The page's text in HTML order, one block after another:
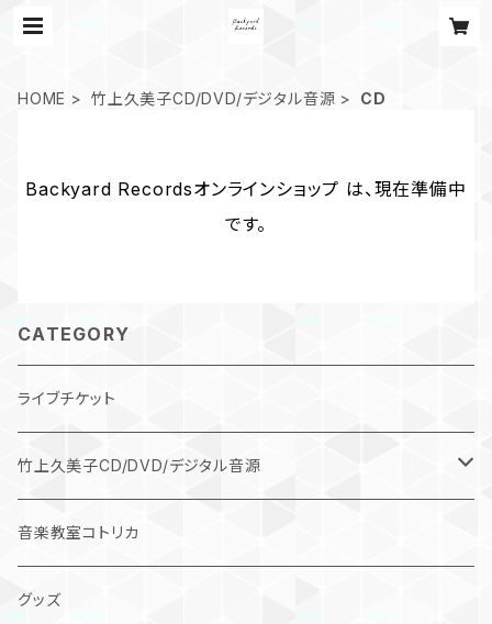
HOME 竹上久美子CD/DVD/デジタル音源 CD
Backyard Recordsオンラインショップ は、現在準備中
です。
CATEGORY
ライブチケット
竹上久美子CD/DVD/デジタル音源
デジタル作品
CD
音楽教室コトリカ
グッズ